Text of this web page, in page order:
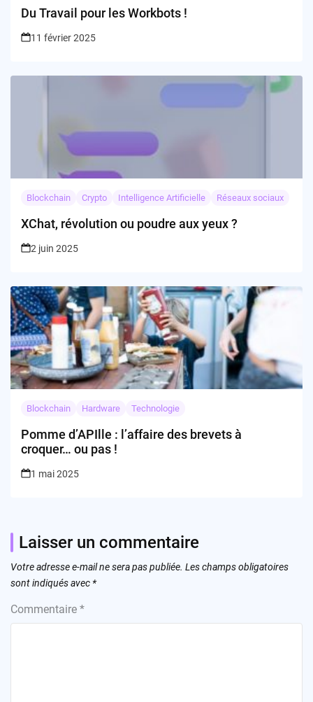
Du Travail pour les Workbots !
11 février 2025
Blockchain Crypto Intelligence Artificielle Réseaux sociaux
XChat, révolution ou poudre aux yeux ?
2 juin 2025
Blockchain Hardware Technologie
Pomme d’APIlle : l’affaire des brevets à
croquer… ou pas !
1 mai 2025
Laisser un commentaire
Votre adresse e-mail ne sera pas publiée. Les champs obligatoires
sont indiqués avec *
Commentaire *